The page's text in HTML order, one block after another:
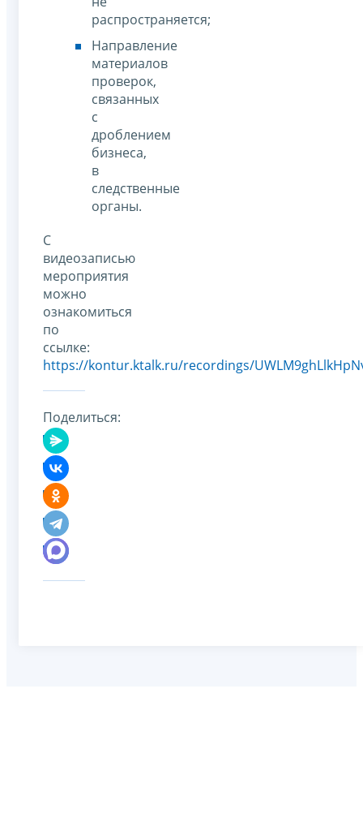
распространяется;
Направление
материалов
проверок,
связанных
с
дроблением
бизнеса,
в
следственные
органы.
С
видеозаписью
мероприятия
можно
ознакомиться
по
ссылке:
https://kontur.ktalk.ru/recordings/
Поделиться: